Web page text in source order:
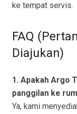
ke tempat servis.
FAQ
Diajukan)
1. Apakah Argo
panggilan ke
Ya, kami